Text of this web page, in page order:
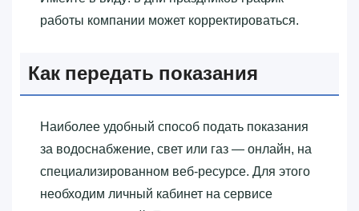
работы компании может корректироваться.
Как передать показания
Наиболее удобный способ подать показания
за водоснабжение, свет или газ — онлайн, на
специализированном веб-ресурсе. Для этого
необходим личный кабинет на сервисе